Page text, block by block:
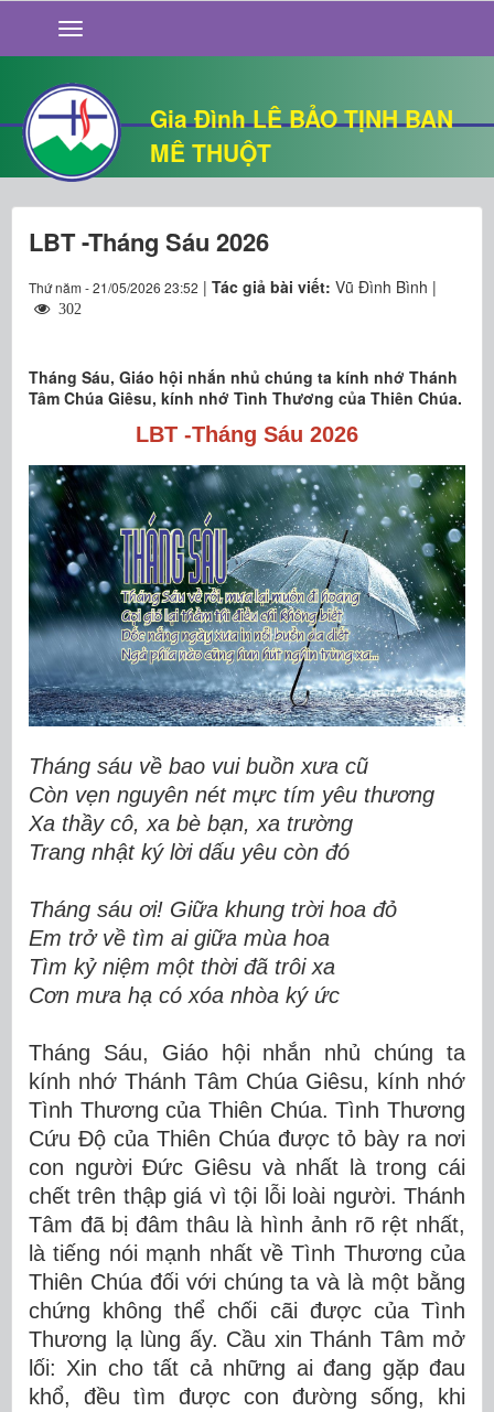
Gia Đình LÊ BẢO TỊNH BAN
MÊ THUỘT
GIỚI THIỆU
TIN TỨC
SỐNG ĐẠO
CHUYỆN NHÀ
QUÁN VĂN
THƯ GIÃN
LBT -Tháng Sáu 2026
Thứ năm - 21/05/2026 23:52 | Tác giả bài viết: Vũ Đình Bình |
302
Tháng Sáu, Giáo hội nhắn nhủ chúng ta kính nhớ Thánh
Tâm Chúa Giêsu, kính nhớ Tình Thương của Thiên Chúa.
LBT -Tháng Sáu 2026
Tháng sáu về bao vui buồn xưa cũ
Còn vẹn nguyên nét mực tím yêu thương
Xa thầy cô, xa bè bạn, xa trường
Trang nhật ký lời dấu yêu còn đó
Tháng sáu ơi! Giữa khung trời hoa đỏ
Em trở về tìm ai giữa mùa hoa
Tìm kỷ niệm một thời đã trôi xa
Cơn mưa hạ có xóa nhòa ký ức
Tháng Sáu, Giáo hội nhắn nhủ chúng ta
kính nhớ Thánh Tâm Chúa Giêsu, kính nhớ
Tình Thương của Thiên Chúa. Tình Thương
Cứu Độ của Thiên Chúa được tỏ bày ra nơi
con người Đức Giêsu và nhất là trong cái
chết trên thập giá vì tội lỗi loài người. Thánh
Tâm đã bị đâm thâu là hình ảnh rõ rệt nhất,
là tiếng nói mạnh nhất về Tình Thương của
Thiên Chúa đối với chúng ta và là một bằng
chứng không thể chối cãi được của Tình
Thương lạ lùng ấy. Cầu xin Thánh Tâm mở
lối: Xin cho tất cả những ai đang gặp đau
khổ, đều tìm được con đường sống, khi